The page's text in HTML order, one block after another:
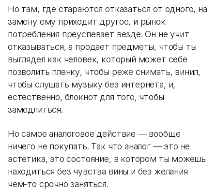
Но там, где стараются отказаться от одного, на
замену ему приходит другое, и рынок
потребления преуспевает везде. Он не учит
отказываться, а продает предметы, чтобы ты
выглядел как человек, который может себе
позволить пленку, чтобы реже снимать, винил,
чтобы слушать музыку без интернета, и,
естественно, блокнот для того, чтобы
замедлиться.
Но самое аналоговое действие — вообще
ничего не покупать. Так что аналог — это не
эстетика, это состояние, в котором ты можешь
находиться без чувства вины и без желания
чем-то срочно заняться.